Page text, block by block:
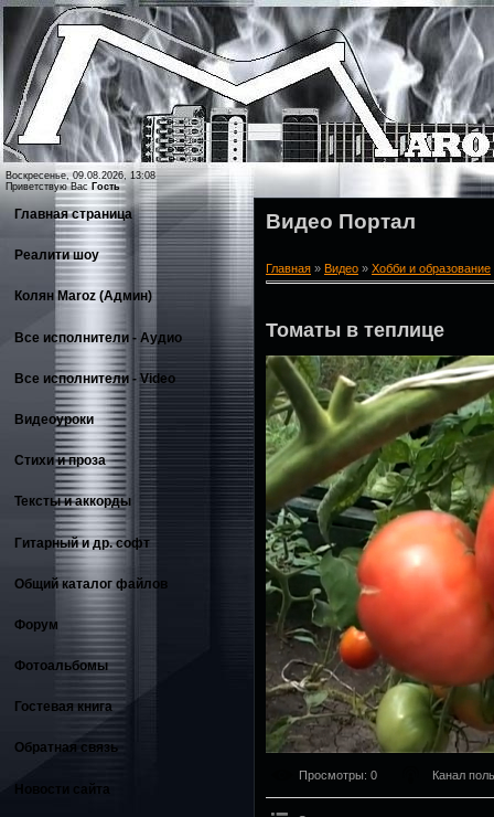
Воскресенье, 09.08.2026, 13:08
Приветствую Вас Гость
Главная страница
Реалити шоу
Колян Maroz (Админ)
Все исполнители - Аудио
Все исполнители - Video
Видеоуроки
Стихи и проза
Тексты и аккорды
Гитарный и др. софт
Общий каталог файлов
Форум
Фотоальбомы
Гостевая книга
Обратная связь
Новости сайта
Видео Портал
Главная » Видео » Хобби и образование
Томаты в теплице
Просмотры: 0 Канал